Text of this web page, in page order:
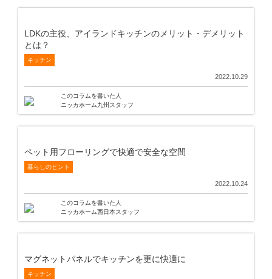
LDKの主役、アイランドキッチンのメリット・デメリット
とは？
キッチン
2022.10.29
このコラムを書いた人
ニッカホーム九州スタッフ
ペット用フローリングで快適で安全な空間
暮らしのヒント
2022.10.24
このコラムを書いた人
ニッカホーム西日本スタッフ
マグネットパネルでキッチンを更に快適に
キッチン